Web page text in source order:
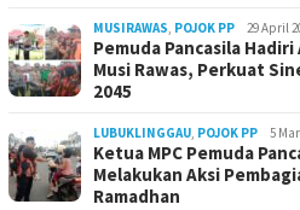
MUSIRAWAS, POJOK PP 29 April
Pemuda Pancasila
Musi Rawas, Perkuat
2045
LUBUKLINGGAU, POJOK PP 5
Ketua MPC Pemuda
Melakukan Aksi
Ramadhan